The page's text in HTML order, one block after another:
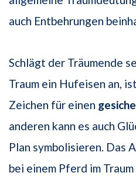
auch Entbehrungen
Schlägt der Träumende
Traum ein Hufeisen an,
Zeichen für einen
anderen kann es auch
Plan symbolisieren. Das
bei einem Pferd im